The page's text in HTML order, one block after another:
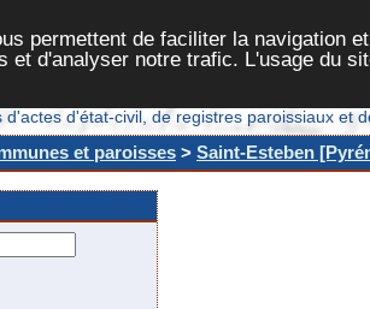
permettent de faciliter la navigation
et d'analyser notre trafic. L'usage du
d'actes d'état-civil, de registres paroissiaux et
et paroisses > Saint-Esteben